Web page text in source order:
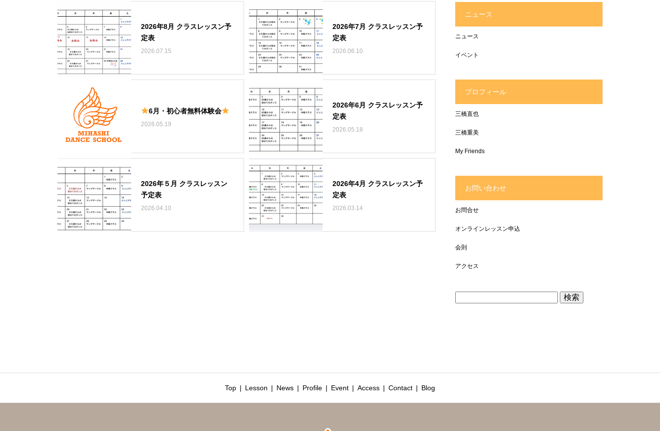
2026年8月 クラスレッスン予
定表
2026.07.15
2026年7月 クラスレッスン予
定表
2026.06.10
6月・初心者無料体験会
2026.05.19
2026年6月 クラスレッスン予
定表
2026.05.18
2026年５月 クラスレッスン
予定表
2026.04.10
2026年4月 クラスレッスン予
定表
2026.03.14
ニュース
ニュース
イベント
プロフィール
三橋直也
三橋重美
My Friends
お問い合わせ
お問合せ
オンラインレッスン申込
会則
アクセス
Top Lesson News Profile Event Access Contact Blog